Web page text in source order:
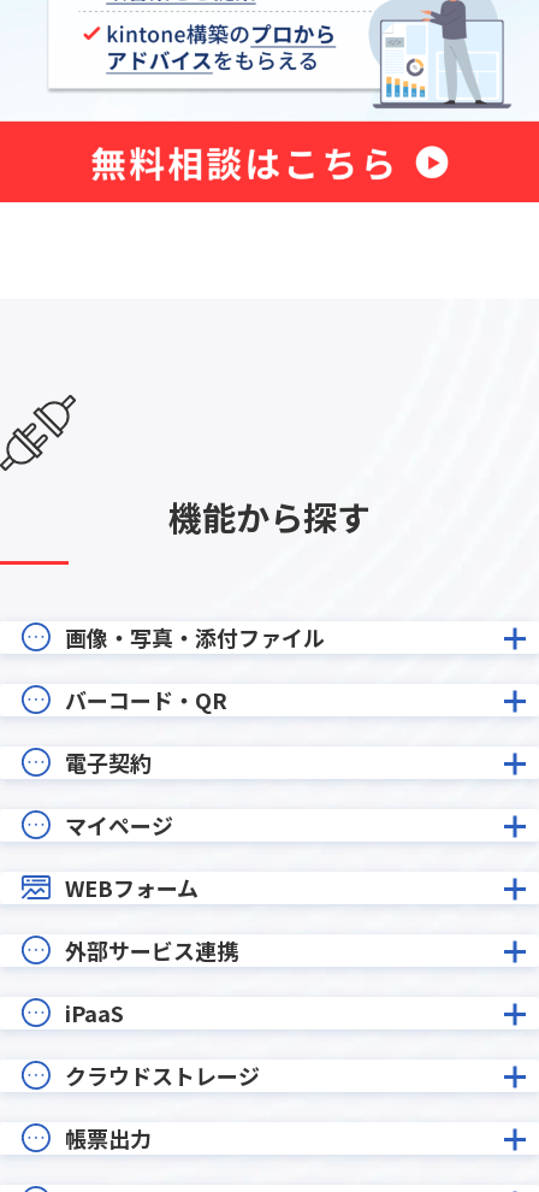
機能から探す
画像・写真・添付ファイル
バーコード・QR
電子契約
マイページ
WEBフォーム
外部サービス連携
iPaaS
クラウドストレージ
帳票出力